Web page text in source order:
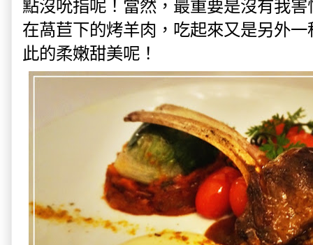
點沒吮指呢！ 當然，最重要是沒有我
在萵苣下的烤羊肉，吃起來又是另外
此的柔嫩甜美呢！